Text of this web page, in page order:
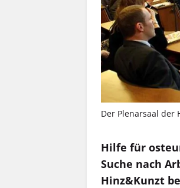
Der Plenarsaal der
Hilfe für
Suche nach
Hinz&Kunzt